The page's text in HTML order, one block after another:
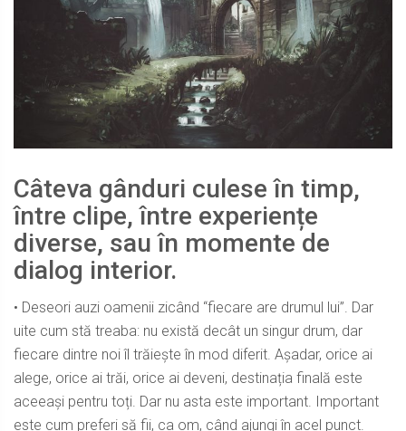
Câteva gânduri culese în timp,
între clipe, între experiențe
diverse, sau în momente de
dialog interior.
• Deseori auzi oamenii zicând “fiecare are drumul lui”. Dar
uite cum stă treaba: nu există decât un singur drum, dar
fiecare dintre noi îl trăiește în mod diferit. Așadar, orice ai
alege, orice ai trăi, orice ai deveni, destinația finală este
aceeași pentru toți. Dar nu asta este important. Important
este cum preferi să fii, ca om, când ajungi în acel punct.